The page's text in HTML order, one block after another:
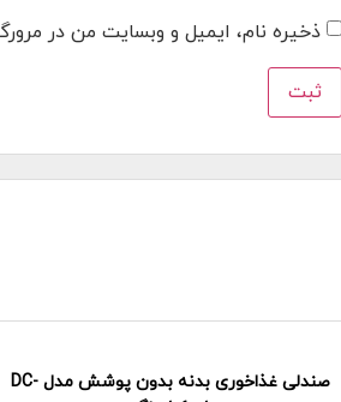
ذخیره نام، ایمیل و وبسایت من در
صندلی غذاخوری بدنه بدون پوشش مدل DC-